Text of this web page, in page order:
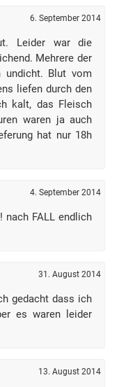
6. September 2014
Leider war die
Mehrere der
undicht. Blut vom
liefen durch den
kalt, das Fleisch
waren ja auch
hat nur 18h
4. September 2014
nach FALL endlich
31. August 2014
gedacht dass ich
es waren leider
13. August 2014